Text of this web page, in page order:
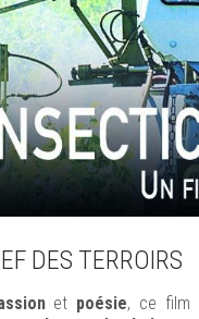
DES TERROIRS
et poésie, ce film